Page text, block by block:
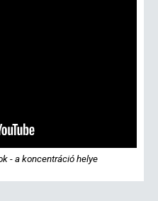
- a koncentráció helye